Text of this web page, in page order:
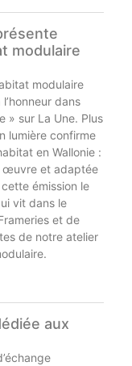
modulaire
modulaire
dans
» sur La Une. Plus
lumière confirme
en Wallonie :
œuvre et adaptée
émission le
vit dans le
et de
de notre atelier
aux